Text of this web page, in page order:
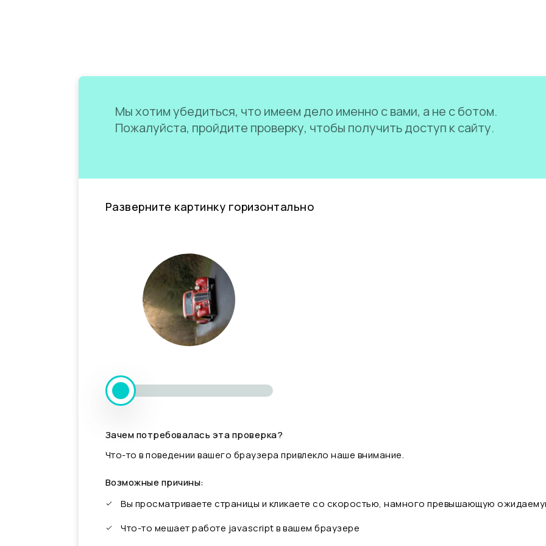
Мы хотим убедиться, что имеем дело именно с вами, а не с ботом.
Пожалуйста, пройдите проверку, чтобы получить доступ к сайту.
Разверните картинку горизонтально
Зачем потребовалась эта проверка?
Что-то в поведении вашего браузера привлекло наше внимание.
Возможные причины:
Вы просматриваете страницы и кликаете со скоростью, намного превышающую
Что-то мешает работе javascript в вашем браузере